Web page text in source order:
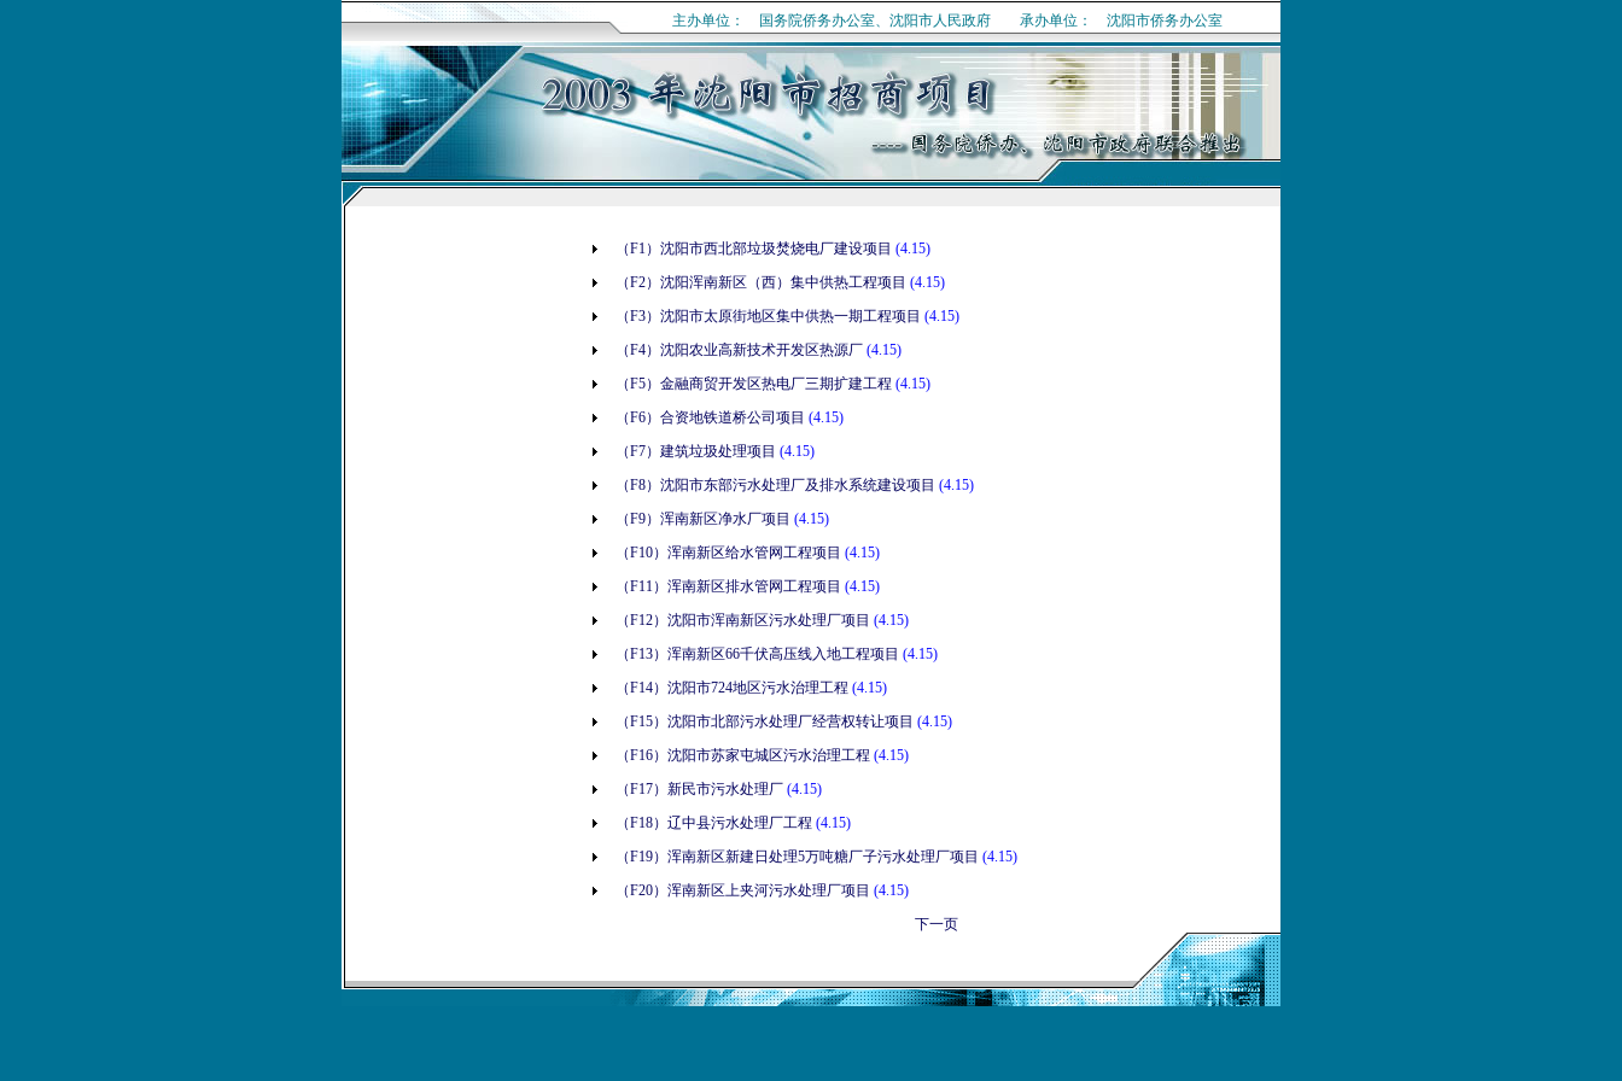
主办单位： 国务院侨务办公室、沈阳市人民政府 承办单位： 沈阳市侨务办公室
（F1）沈阳市西北部垃圾焚烧电厂建设项目 (4.15)
（F2）沈阳浑南新区（西）集中供热工程项目 (4.15)
（F3）沈阳市太原街地区集中供热一期工程项目 (4.15)
（F4）沈阳农业高新技术开发区热源厂 (4.15)
（F5）金融商贸开发区热电厂三期扩建工程 (4.15)
（F6）合资地铁道桥公司项目 (4.15)
（F7）建筑垃圾处理项目 (4.15)
（F8）沈阳市东部污水处理厂及排水系统建设项目 (4.15)
（F9）浑南新区净水厂项目 (4.15)
（F10）浑南新区给水管网工程项目 (4.15)
（F11）浑南新区排水管网工程项目 (4.15)
（F12）沈阳市浑南新区污水处理厂项目 (4.15)
（F13）浑南新区66千伏高压线入地工程项目 (4.15)
（F14）沈阳市724地区污水治理工程 (4.15)
（F15）沈阳市北部污水处理厂经营权转让项目 (4.15)
（F16）沈阳市苏家屯城区污水治理工程 (4.15)
（F17）新民市污水处理厂 (4.15)
（F18）辽中县污水处理厂工程 (4.15)
（F19）浑南新区新建日处理5万吨糖厂子污水处理厂项目 (4.15)
（F20）浑南新区上夹河污水处理厂项目 (4.15)
下一页